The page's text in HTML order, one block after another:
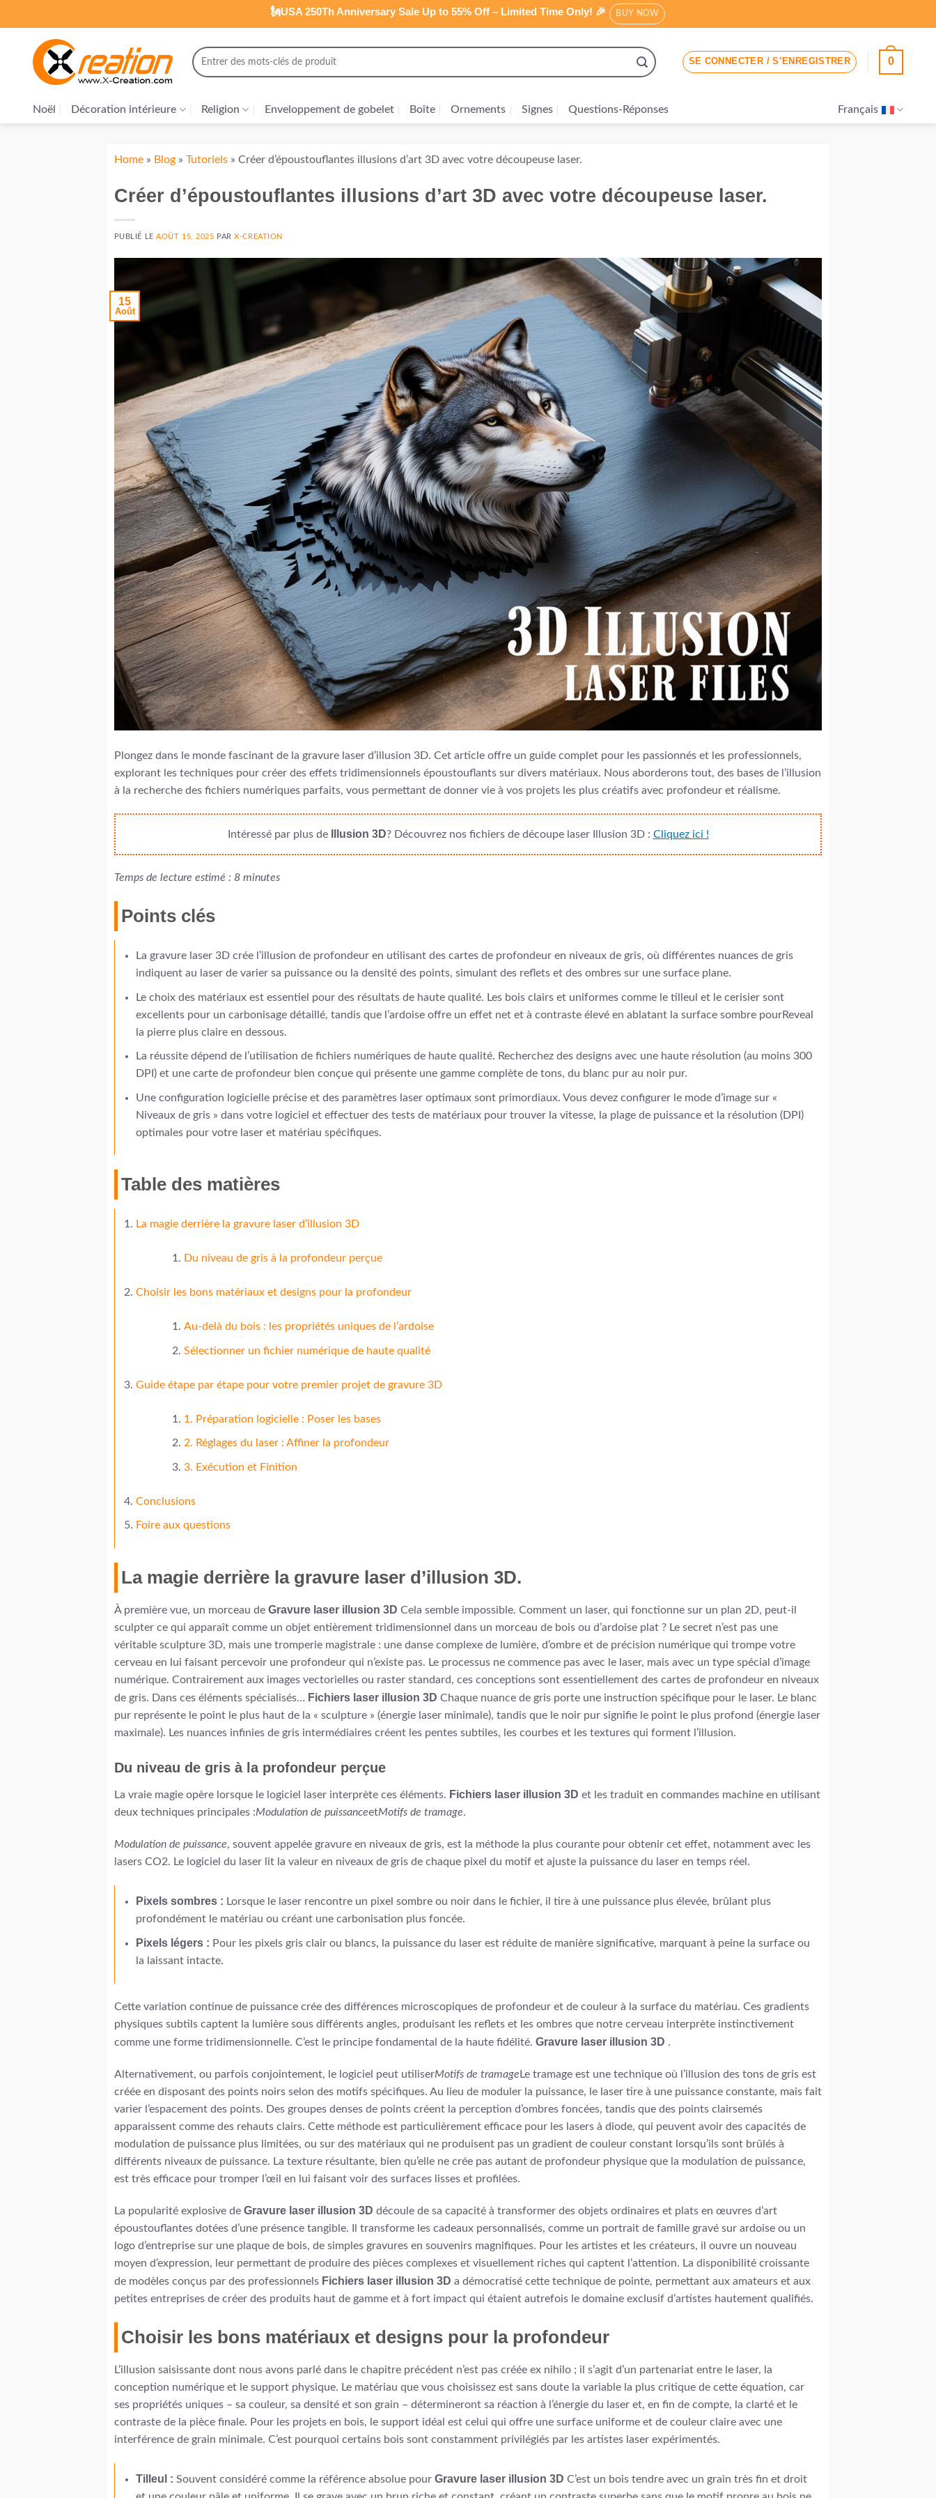
🗽USA 250Th Anniversary Sale Up to 55% Off – Limited Time Only! 🎉 BUY NOW
Recherche
pour :
SE CONNECTER / S’ENREGISTRER 0
Noël Décoration intérieure Religion Enveloppement de gobelet Boîte Ornements Signes Questions-Réponses Français
Home» Blog» Tutoriels» Créer d’époustouflantes illusions d’art 3D avec votre découpeuse laser.
Créer d’époustouflantes illusions d’art 3D avec votre découpeuse laser.
PUBLIÉ LEAOÛT 15, 2025 PARX-CREATION
15
Août
Plongez dans le monde fascinant de la gravure laser d’illusion 3D. Cet article offre un guide complet pour les passionnés et les professionnels,
explorant les techniques pour créer des effets tridimensionnels époustouflants sur divers matériaux. Nous aborderons tout, des bases de l’illusion
à la recherche des fichiers numériques parfaits, vous permettant de donner vie à vos projets les plus créatifs avec profondeur et réalisme.
Intéressé par plus de Illusion 3D? Découvrez nos fichiers de découpe laser Illusion 3D : Cliquez ici !
Temps de lecture estimé : 8 minutes
Points clés
La gravure laser 3D crée l’illusion de profondeur en utilisant des cartes de profondeur en niveaux de gris, où différentes nuances de gris
indiquent au laser de varier sa puissance ou la densité des points, simulant des reflets et des ombres sur une surface plane.
Le choix des matériaux est essentiel pour des résultats de haute qualité. Les bois clairs et uniformes comme le tilleul et le cerisier sont
excellents pour un carbonisage détaillé, tandis que l’ardoise offre un effet net et à contraste élevé en ablatant la surface sombre pourReveal
la pierre plus claire en dessous.
La réussite dépend de l’utilisation de fichiers numériques de haute qualité. Recherchez des designs avec une haute résolution (au moins 300
DPI) et une carte de profondeur bien conçue qui présente une gamme complète de tons, du blanc pur au noir pur.
Une configuration logicielle précise et des paramètres laser optimaux sont primordiaux. Vous devez configurer le mode d’image sur «
Niveaux de gris » dans votre logiciel et effectuer des tests de matériaux pour trouver la vitesse, la plage de puissance et la résolution (DPI)
optimales pour votre laser et matériau spécifiques.
Table des matières
La magie derrière la gravure laser d’illusion 3D
Du niveau de gris à la profondeur perçue
Choisir les bons matériaux et designs pour la profondeur
Au-delà du bois : les propriétés uniques de l’ardoise
Sélectionner un fichier numérique de haute qualité
Guide étape par étape pour votre premier projet de gravure 3D
1. Préparation logicielle : Poser les bases
2. Réglages du laser : Affiner la profondeur
3. Exécution et Finition
Conclusions
Foire aux questions
La magie derrière la gravure laser d’illusion 3D.
À première vue, un morceau de Gravure laser illusion 3D Cela semble impossible. Comment un laser, qui fonctionne sur un plan 2D, peut-il
sculpter ce qui apparaît comme un objet entièrement tridimensionnel dans un morceau de bois ou d’ardoise plat ? Le secret n’est pas une
véritable sculpture 3D, mais une tromperie magistrale : une danse complexe de lumière, d’ombre et de précision numérique qui trompe votre
cerveau en lui faisant percevoir une profondeur qui n’existe pas. Le processus ne commence pas avec le laser, mais avec un type spécial d’image
numérique. Contrairement aux images vectorielles ou raster standard, ces conceptions sont essentiellement des cartes de profondeur en niveaux
de gris. Dans ces éléments spécialisés… Fichiers laser illusion 3D Chaque nuance de gris porte une instruction spécifique pour le laser. Le blanc
pur représente le point le plus haut de la « sculpture » (énergie laser minimale), tandis que le noir pur signifie le point le plus profond (énergie laser
maximale). Les nuances infinies de gris intermédiaires créent les pentes subtiles, les courbes et les textures qui forment l’illusion.
Du niveau de gris à la profondeur perçue
La vraie magie opère lorsque le logiciel laser interprète ces éléments. Fichiers laser illusion 3D et les traduit en commandes machine en utilisant
deux techniques principales :Modulation de puissanceetMotifs de tramage.
Modulation de puissance, souvent appelée gravure en niveaux de gris, est la méthode la plus courante pour obtenir cet effet, notamment avec les
lasers CO2. Le logiciel du laser lit la valeur en niveaux de gris de chaque pixel du motif et ajuste la puissance du laser en temps réel.
Pixels sombres : Lorsque le laser rencontre un pixel sombre ou noir dans le fichier, il tire à une puissance plus élevée, brûlant plus
profondément le matériau ou créant une carbonisation plus foncée.
Pixels légers : Pour les pixels gris clair ou blancs, la puissance du laser est réduite de manière significative, marquant à peine la surface ou
la laissant intacte.
Cette variation continue de puissance crée des différences microscopiques de profondeur et de couleur à la surface du matériau. Ces gradients
physiques subtils captent la lumière sous différents angles, produisant les reflets et les ombres que notre cerveau interprète instinctivement
comme une forme tridimensionnelle. C’est le principe fondamental de la haute fidélité. Gravure laser illusion 3D .
Alternativement, ou parfois conjointement, le logiciel peut utiliserMotifs de tramage Le tramage est une technique où l’illusion des tons de gris est
créée en disposant des points noirs selon des motifs spécifiques. Au lieu de moduler la puissance, le laser tire à une puissance constante, mais fait
varier l’espacement des points. Des groupes denses de points créent la perception d’ombres foncées, tandis que des points clairsemés
apparaissent comme des rehauts clairs. Cette méthode est particulièrement efficace pour les lasers à diode, qui peuvent avoir des capacités de
modulation de puissance plus limitées, ou sur des matériaux qui ne produisent pas un gradient de couleur constant lorsqu’ils sont brûlés à
différents niveaux de puissance. La texture résultante, bien qu’elle ne crée pas autant de profondeur physique que la modulation de puissance,
est très efficace pour tromper l’œil en lui faisant voir des surfaces lisses et profilées.
La popularité explosive de Gravure laser illusion 3D découle de sa capacité à transformer des objets ordinaires et plats en œuvres d’art
époustouflantes dotées d’une présence tangible. Il transforme les cadeaux personnalisés, comme un portrait de famille gravé sur ardoise ou un
logo d’entreprise sur une plaque de bois, de simples gravures en souvenirs magnifiques. Pour les artistes et les créateurs, il ouvre un nouveau
moyen d’expression, leur permettant de produire des pièces complexes et visuellement riches qui captent l’attention. La disponibilité croissante
de modèles conçus par des professionnels Fichiers laser illusion 3D a démocratisé cette technique de pointe, permettant aux amateurs et aux
petites entreprises de créer des produits haut de gamme et à fort impact qui étaient autrefois le domaine exclusif d’artistes hautement qualifiés.
Choisir les bons matériaux et designs pour la profondeur
L’illusion saisissante dont nous avons parlé dans le chapitre précédent n’est pas créée ex nihilo ; il s’agit d’un partenariat entre le laser, la
conception numérique et le support physique. Le matériau que vous choisissez est sans doute la variable la plus critique de cette équation, car
ses propriétés uniques – sa couleur, sa densité et son grain – détermineront sa réaction à l’énergie du laser et, en fin de compte, la clarté et le
contraste de la pièce finale. Pour les projets en bois, le support idéal est celui qui offre une surface uniforme et de couleur claire avec une
interférence de grain minimale. C’est pourquoi certains bois sont constamment privilégiés par les artistes laser expérimentés.
Tilleul : Souvent considéré comme la référence absolue pourGravure laser illusion 3D C’est un bois tendre avec un grain très fin et droit